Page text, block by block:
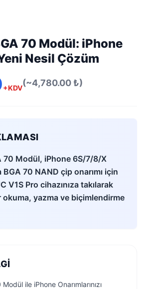
70 Modül: iPhone
Nesil Çözüm
+KDV(~4,780.00 ₺)
70 Modül, iPhone 6S/7/8/X
70 NAND çip onarımı için
V1S Pro cihazınıza takılarak
okuma, yazma ve biçimlendirme
ile iPhone Onarımlarınızı